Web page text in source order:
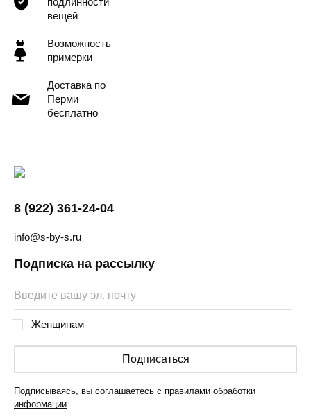
вещей
Возможность
примерки
Доставка по
Перми
бесплатно
8 (922) 361-24-04
info@s-by-s.ru
Подписка на рассылку
Женщинам
Подписаться
Подписываясь, вы соглашаетесь с правилами обработки
информации